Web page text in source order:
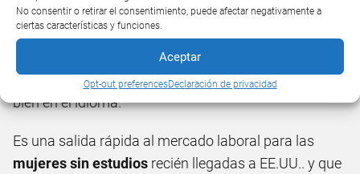
No consentir o retirar el consentimiento, puede afectar negativamente a
ciertas características y funciones.
Aceptar
Opt-out preferencesDeclaración de privacidad
Este trabajo al igual que el anterior es una salida
rápida al mercado laboral en la ciudad de Atlanta ya
que no se necesita ni experiencia ni desenvolverse
bien en el idioma.
Es una salida rápida al mercado laboral para las
mujeres sin estudios recién llegadas a EE.UU.. y que